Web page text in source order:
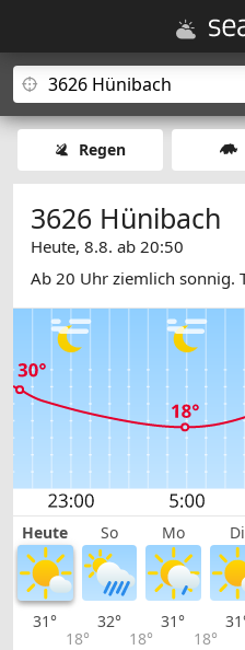
Regen
3626 Hünibach
Heute, 8.8. ab 20:50
Ab 20 Uhr ziemlich sonnig.
Heute So Mo Di
31°
18°
32°
18°
31°
18°